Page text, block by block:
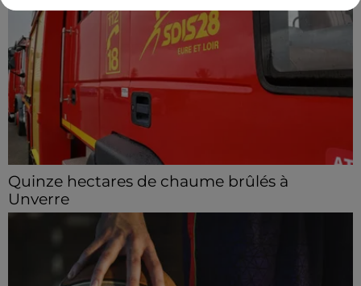
Quinze hectares de chaume brûlés à
Unverre
Deux personnes ont été prises en charge par les
secours après avoir inhalé des fumées.